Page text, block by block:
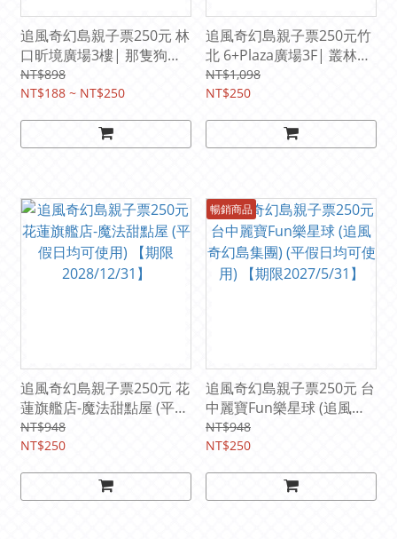
追風奇幻島親子票250元 林
口昕境廣場3樓| 那隻狗派
對let’s go party (平假日均
可使用) 【期限
NT$898
NT$188 ~ NT$250
追風奇幻島親子票250元竹
北 6+Plaza廣場3F| 叢林歷
險記 (平假日均可使用)
【期限2029/3/31】
NT$1,098
NT$250
追風奇幻島親子票250元 花
蓮旗艦店-魔法甜點屋 (平假
日均可使用) 【期限
2028/12/31】
NT$948
NT$250
暢銷商品
追風奇幻島親子票250元 台
中麗寶Fun樂星球 (追風奇
幻島集團) (平假日均可使
用) 【期限2027/5/31】
NT$948
NT$250